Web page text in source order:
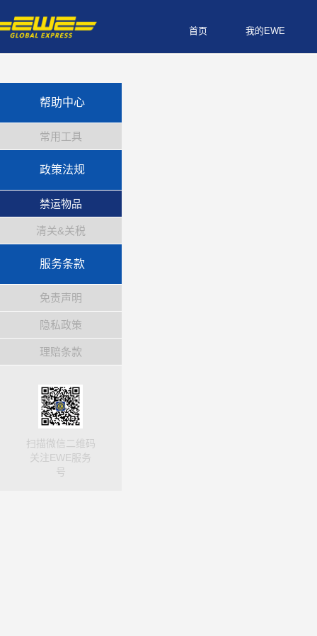
首页 我的EWE
帮助中心
常用工具
政策法规
禁运物品
清关&关税
服务条款
免责声明
隐私政策
理赔条款
扫描微信二维码
关注EWE服务
号